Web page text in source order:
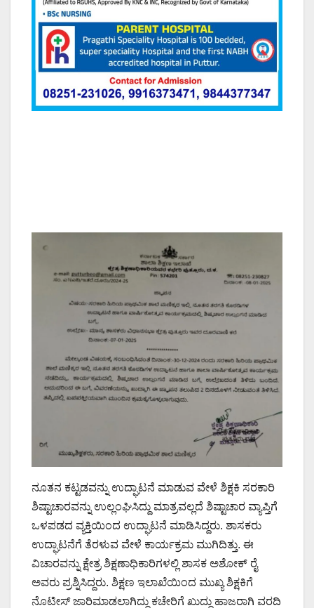
ನೂತನ ಕಟ್ಟಡವನ್ನು ಉದ್ಘಾಟನೆ ಮಾಡುವ ವೇಳೆ ಶಿಕ್ಷಕಿ ಸರಕಾರಿ
ಶಿಷ್ಟಾಚಾರವನ್ನು ಉಲ್ಲಂಘಿಸಿದ್ದು ಮಾತ್ರವಲ್ಲದೆ ಶಿಷ್ಟಾಚಾರ ವ್ಯಾಪ್ತಿಗೆ
ಒಳಪಡದ ವ್ಯಕ್ತಿಯಿಂದ ಉದ್ಘಾಟನೆ ಮಾಡಿಸಿದ್ದರು. ಶಾಸಕರು
ಉದ್ಘಾಟನೆಗೆ ತೆರಳುವ ವೇಳೆ ಕಾರ್ಯಕ್ರಮ ಮುಗಿದಿತ್ತು. ಈ
ವಿಚಾರವನ್ನು ಕ್ಷೇತ್ರ ಶಿಕ್ಷಣಾಧಿಕಾರಿಗಳಲ್ಲಿ ಶಾಸಕ ಅಶೋಕ್ ರೈ
ಅವರು ಪ್ರಶ್ನಿಸಿದ್ದರು. ಶಿಕ್ಷಣ ಇಲಾಖೆಯಿಂದ ಮುಖ್ಯ ಶಿಕ್ಷಕಿಗೆ
ನೊಟೀಸ್ ಜಾರಿ‌ಮಾಡಲಾಗಿದ್ದು ಕಚೇರಿಗೆ ಖುದ್ದು ಹಾಜರಾಗಿ ವರದಿ